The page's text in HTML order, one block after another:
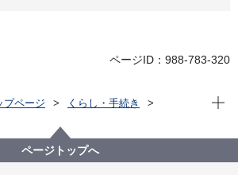
ページID：988-783-320
プページ
くらし・手続き
・農体験「ふれる・親しむ」
園（もぎとりなど）
園名一覧
現在
ページトップへ